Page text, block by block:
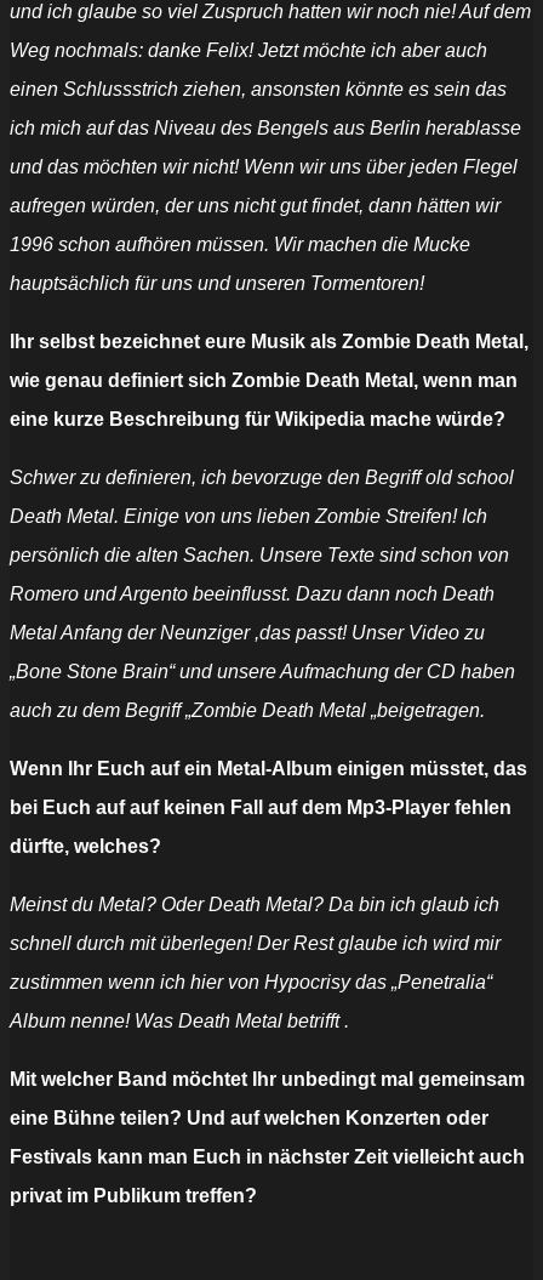
und ich glaube so viel Zuspruch hatten wir noch nie! Auf dem
Weg nochmals: danke Felix! Jetzt möchte ich aber auch
einen Schlussstrich ziehen, ansonsten könnte es sein das
ich mich auf das Niveau des Bengels aus Berlin herablasse
und das möchten wir nicht! Wenn wir uns über jeden Flegel
aufregen würden, der uns nicht gut findet, dann hätten wir
1996 schon aufhören müssen. Wir machen die Mucke
hauptsächlich für uns und unseren Tormentoren!
Ihr selbst bezeichnet eure Musik a ls Zombie Death Metal,
wie genau definiert sich Zombie Death Metal, wenn man
eine kurze Beschreibung für Wikipedia mache würde?
Schwer zu definieren, ich bevorzuge den Begriff old school
Death Metal. Einige von uns lieben Zombie Streifen! Ich
persönlich die alten Sachen. Unsere Texte sind schon von
Romero und Argento beeinflusst. Dazu dann noch Death
Metal Anfang der Neunziger ,das passt! Unser Video zu
„Bone Stone Brain“ und unsere Aufmachung der CD haben
auch zu dem Begriff „Zombie Death Metal „beigetragen.
Wenn Ihr Euch auf ein Metal-Album einigen müsstet, das
bei Euch auf auf keinen Fall auf dem Mp3-Player fehlen
dürfte, welches?
Meinst du Metal? Oder Death Metal? Da bin ich glaub ich
schnell durch mit überlegen! Der Rest glaube ich wird mir
zustimmen wenn ich hier von Hypocrisy das „Penetralia“
Album nenne! Was Death Metal betrifft .
Mit welcher Band möchtet Ihr unbedingt mal gemeinsam
eine Bühne teilen? Und auf welchen Konzerten oder
Festivals kann man Euch in nächster Zeit vielleicht auch
privat im Publikum treffen?